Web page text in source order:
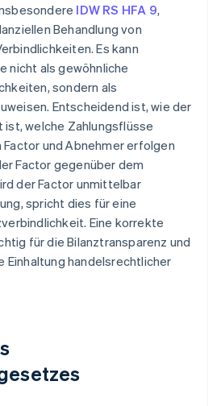
IDW RS HFA 9,
Behandlung von
Es kann
nicht als gewöhnliche
sondern als
Entscheidend ist, wie der
welche Zahlungsflüsse
und Abnehmer erfolgen
Factor gegenüber dem
der Factor unmittelbar
spricht dies für eine
Eine korrekte
für die Bilanztransparenz und
Einhaltung handelsrechtlicher